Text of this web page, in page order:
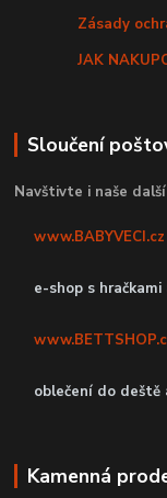
Zásady
JAK
Sloučení
Navštivte i naše
www.BABYVECI.cz
e-shop s
oblečení do deště
Kamenná